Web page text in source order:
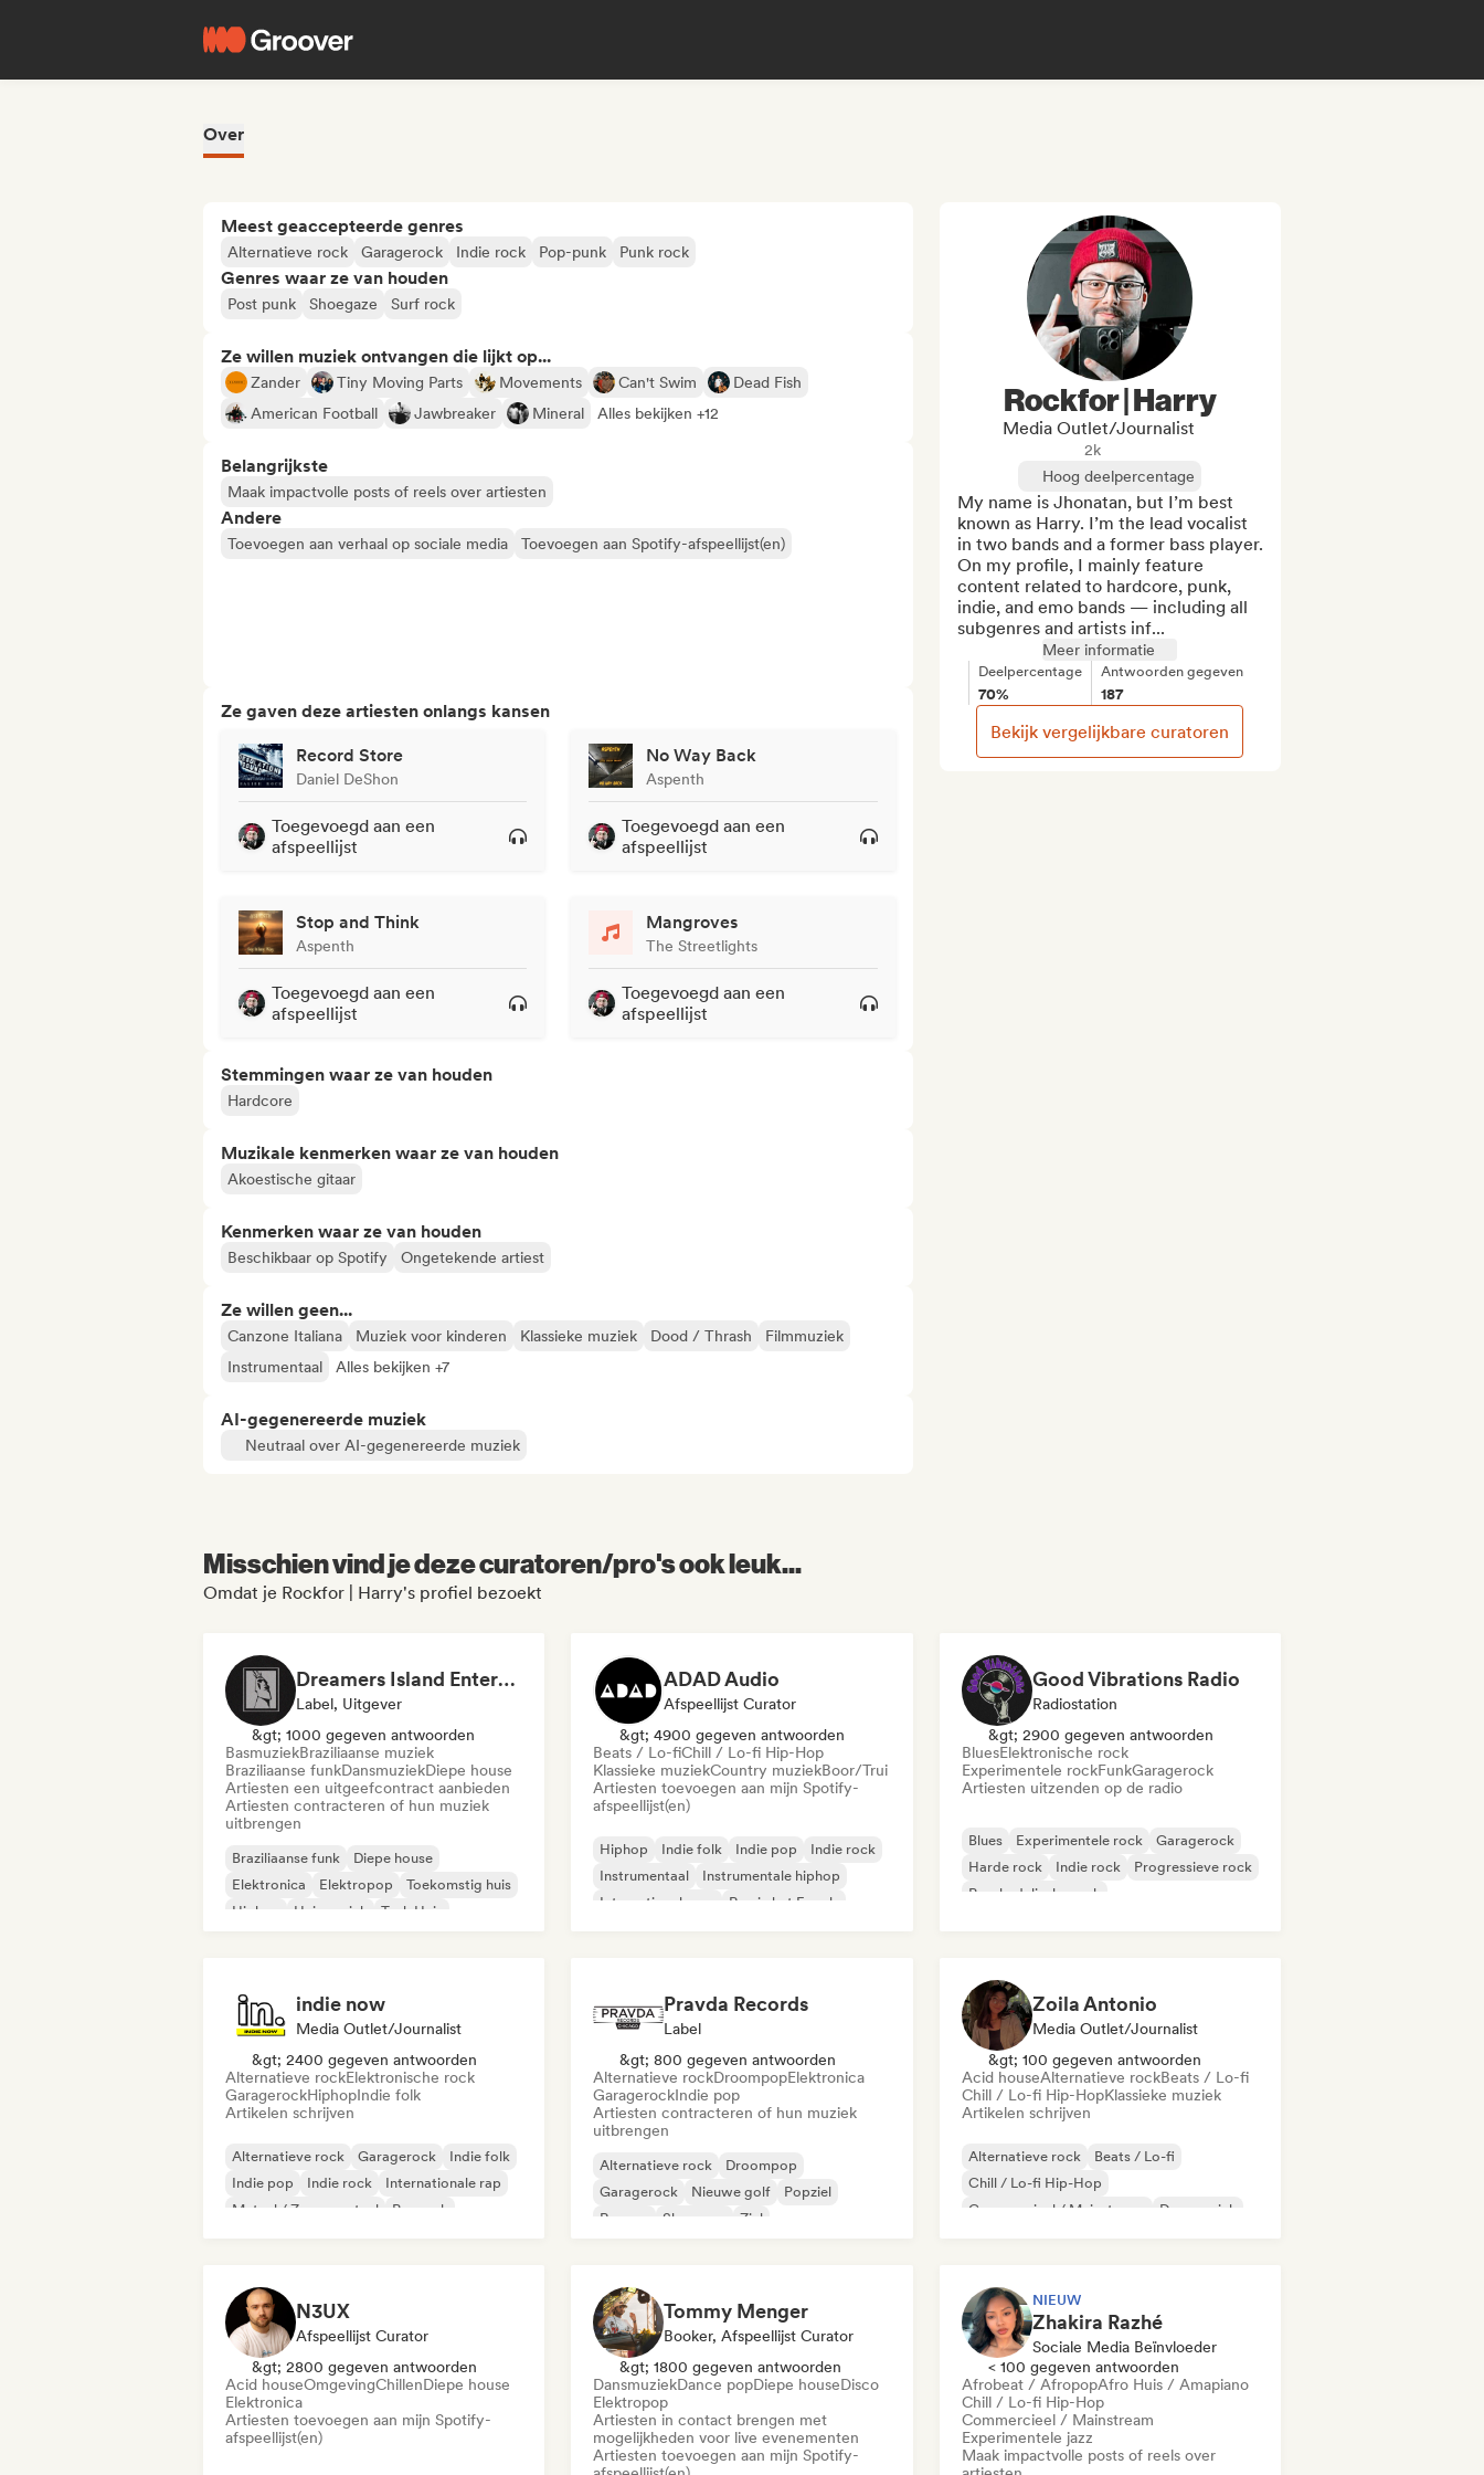
Over
Meest geaccepteerde genres
Alternatieve rock Garagerock Indie rock Pop-punk Punk rock
Genres waar ze van houden
Post punk Shoegaze Surf rock
Ze willen muziek ontvangen die lijkt op...
Zander Tiny Moving Parts Movements Can't Swim
Dead Fish
American Football
Jawbreaker Mineral Alles bekijken +12
Belangrijkste
Maak impactvolle posts of reels over artiesten
Andere
Toevoegen aan verhaal op sociale media Toevoegen aan Spotify-afspeellijst(en)
Ze gaven deze artiesten onlangs kansen
Record Store
Daniel DeShon
Toegevoegd aan een
afspeellijst
No Way Back
Aspenth
Toegevoegd aan een
afspeellijst
Stop and Think
Aspenth
Toegevoegd aan een
afspeellijst
Mangroves
The Streetlights
Toegevoegd aan een
afspeellijst
Stemmingen waar ze van houden
Hardcore
Muzikale kenmerken waar ze van houden
Akoestische gitaar
Kenmerken waar ze van houden
Beschikbaar op Spotify Ongetekende artiest
Ze willen geen...
Canzone Italiana Muziek voor kinderen Klassieke muziek Dood / Thrash
Filmmuziek
Instrumentaal
Alles bekijken +7
AI-gegenereerde muziek
Neutraal over AI-gegenereerde muziek
Rockfor | Harry
Media Outlet/Journalist
2k
Hoog deelpercentage
My name is Jhonatan, but I’m best
known as Harry. I’m the lead vocalist
in two bands and a former bass player.
On my profile, I mainly feature
content related to hardcore, punk,
indie, and emo bands — including all
subgenres and artists inf...
Meer informatie
Deelpercentage
70%
Antwoorden gegeven
187
Bekijk vergelijkbare curatoren
Misschien vind je deze curatoren/pro's ook leuk...
Omdat je Rockfor | Harry's profiel bezoekt
Dreamers Island Entertainment
Label, Uitgever
&gt; 1000 gegeven antwoorden
BasmuziekBraziliaanse muziek
Braziliaanse funkDansmuziekDiepe house
Artiesten een uitgeefcontract aanbieden
Artiesten contracteren of hun muziek
uitbrengen
Braziliaanse funk
Diepe house
Elektronica
Elektropop
Toekomstig huis
Hiphop
Huismuziek Tech Huis
ADAD Audio
Afspeellijst Curator
&gt; 4900 gegeven antwoorden
Beats / Lo-fiChill / Lo-fi Hip-Hop
Klassieke muziekCountry muziekBoor/Trui
Artiesten toevoegen aan mijn Spotify-
afspeellijst(en)
Hiphop Indie folk Indie pop
Indie rock
Instrumentaal
Instrumentale hiphop
Internationale rap
Rap in het Engels
Good Vibrations Radio
Radiostation
&gt; 2900 gegeven antwoorden
BluesElektronische rock
Experimentele rockFunkGaragerock
Artiesten uitzenden op de radio
Blues Experimentele rock
Garagerock
Harde rock
Indie rock
Progressieve rock
Psychedelische rock
indie now
Media Outlet/Journalist
&gt; 2400 gegeven antwoorden
Alternatieve rockElektronische rock
GaragerockHiphopIndie folk
Artikelen schrijven
Alternatieve rock Garagerock
Indie folk
Indie pop
Indie rock
Internationale rap
Metaal / Zwaar metaal
Poprock
Pravda Records
Label
&gt; 800 gegeven antwoorden
Alternatieve rockDroompopElektronica
GaragerockIndie pop
Artiesten contracteren of hun muziek
uitbrengen
Alternatieve rock
Droompop
Garagerock
Nieuwe golf
Popziel
Reggae
Shoegaze Ziel
Zoila Antonio
Media Outlet/Journalist
&gt; 100 gegeven antwoorden
Acid houseAlternatieve rockBeats / Lo-fi
Chill / Lo-fi Hip-HopKlassieke muziek
Artikelen schrijven
Alternatieve rock
Beats / Lo-fi
Chill / Lo-fi Hip-Hop
Commercieel / Mainstream
Dansmuziek
N3UX
Afspeellijst Curator
&gt; 2800 gegeven antwoorden
Acid houseOmgevingChillenDiepe house
Elektronica
Artiesten toevoegen aan mijn Spotify-
afspeellijst(en)
Tommy Menger
Booker, Afspeellijst Curator
&gt; 1800 gegeven antwoorden
DansmuziekDance popDiepe houseDisco
Elektropop
Artiesten in contact brengen met
mogelijkheden voor live evenementen
Artiesten toevoegen aan mijn Spotify-
NIEUW
Zhakira Razhé
Sociale Media Beïnvloeder
< 100 gegeven antwoorden
Afrobeat / AfropopAfro Huis / Amapiano
Chill / Lo-fi Hip-Hop
Commercieel / Mainstream
Experimentele jazz
Maak impactvolle posts of reels over